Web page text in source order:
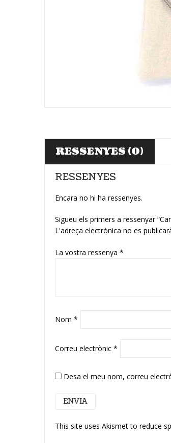
RESSENYES (0)
RESSENYES
Encara no hi ha ressenyes.
Sigueu els primers a ressenyar
L'adreça electrònica no es
La vostra ressenya *
Nom *
Correu electrònic *
Desa el meu nom, correu
This site uses Akismet to reduce